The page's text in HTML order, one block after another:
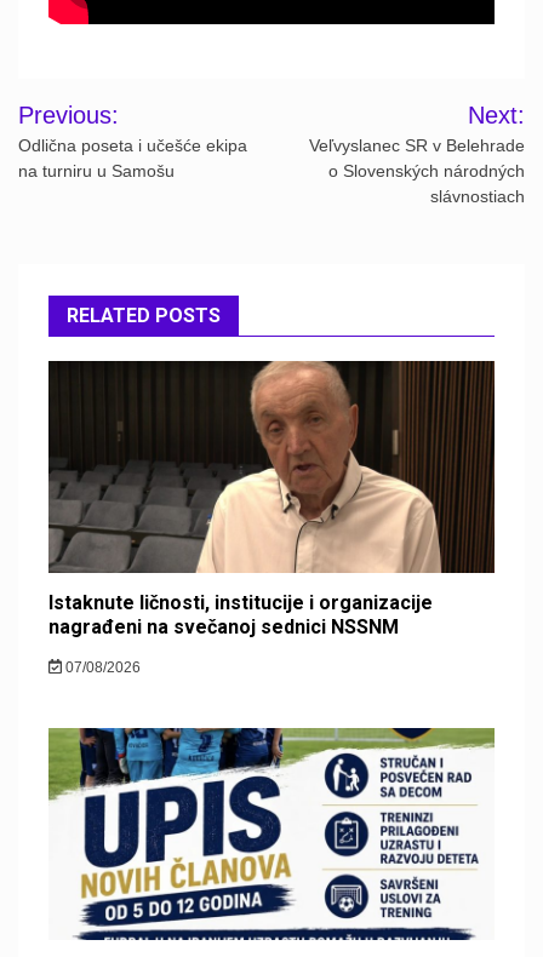
Post
navigation
Previous:
Odlična poseta i učešće ekipa
na turniru u Samošu
Next:
Veľvyslanec SR v Belehrade
o Slovenských národných
slávnostiach
RELATED POSTS
Istaknute ličnosti, institucije i organizacije
nagrađeni na svečanoj sednici NSSNM
07/08/2026